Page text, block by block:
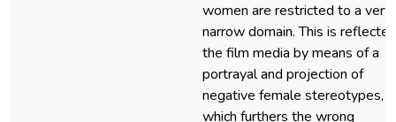
women are restricted to a very
narrow domain. This is
the film media by means of a
portrayal and projection of
negative female stereotypes,
which furthers the wrong